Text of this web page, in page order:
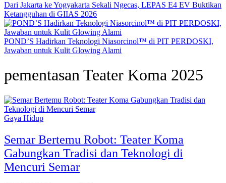
Dari Jakarta ke Yogyakarta Sekali Ngecas, LEPAS E4 EV Buktikan
Ketangguhan di GIIAS 2026
POND’S Hadirkan Teknologi Niasorcinol™ di PIT PERDOSKI,
Jawaban untuk Kulit Glowing Alami
pementasan Teater Koma 2025
Gaya Hidup
Semar Bertemu Robot: Teater Koma
Gabungkan Tradisi dan Teknologi di
Mencuri Semar